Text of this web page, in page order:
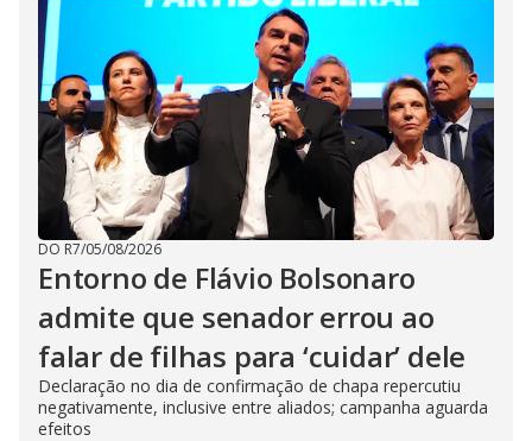
DO R7/05/08/2026
Entorno de Flávio Bolsonaro
admite que senador errou ao
falar de filhas para ‘cuidar’ dele
Declaração no dia de confirmação de chapa repercutiu
negativamente, inclusive entre aliados; campanha aguarda
efeitos